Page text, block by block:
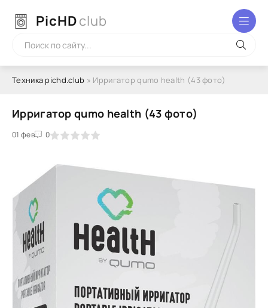
PicHDclub
Техника pichd.club » Ирригатор qumo health (43 фото)
Ирригатор qumo health (43 фото)
01 фев 0
3 4 5